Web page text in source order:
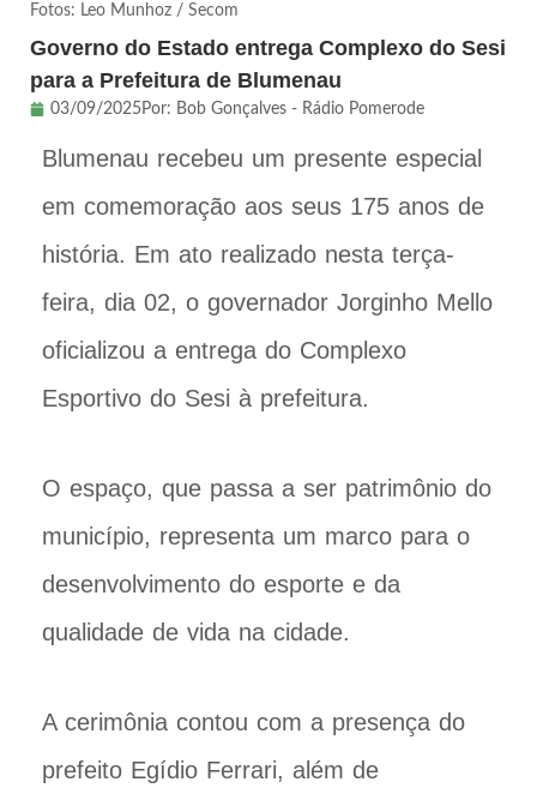
Fotos: Leo Munhoz / Secom
Governo do Estado entrega Complexo do Sesi
para a Prefeitura de Blumenau
03/09/2025Por: Bob Gonçalves - Rádio Pomerode
Blumenau recebeu um presente especial
em comemoração aos seus 175 anos de
história. Em ato realizado nesta terça-
feira, dia 02, o governador Jorginho Mello
oficializou a entrega do Complexo
Esportivo do Sesi à prefeitura.
O espaço, que passa a ser patrimônio do
município, representa um marco para o
desenvolvimento do esporte e da
qualidade de vida na cidade.
A cerimônia contou com a presença do
prefeito Egídio Ferrari, além de